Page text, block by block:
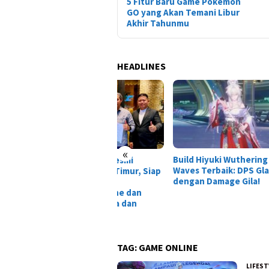
GO yang Akan Temani Libur
Akhir Tahunmu
HEADLINES
«
Build Hiyuki Wuthering
Waves Terbaik: DPS Glacio
dengan Damage Gila!
TAG: GAME ONLINE